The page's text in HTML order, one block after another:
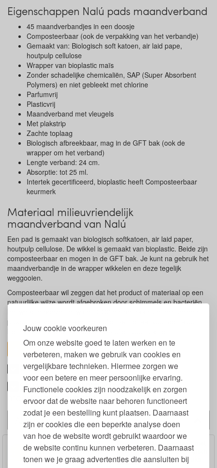
Jouw cookie voorkeuren
Om onze website goed te laten werken en te
verbeteren, maken we gebruik van cookies en
vergelijkbare technieken. Hiermee zorgen we
voor een betere en meer persoonlijke ervaring.
Functionele cookies zijn noodzakelijk en zorgen
ervoor dat de website naar behoren functioneert
zodat je een bestelling kunt plaatsen. Daarnaast
zijn er cookies die een beperkte analyse doen
van hoe de website wordt gebruikt waardoor we
de website continu kunnen verbeteren. Daarnaast
tonen we je graag advertenties die aansluiten bij
Eigenschappen Nalú pads maandverband
45 maandverbandjes in een doosje
Composteerbaar (ook de verpakking van het verbandje)
Gemaakt van: Biologisch soft katoen, air laid pape,
houtpulp cellulose
Wrapper van bioplastic maïs
Zonder schadelijke chemicaliën, SAP (Super Absorbent
Polymers) en niet gebleekt met chlorine
Parfumvrij
Plasticvrij
Maandverband met vleugels
Met plakstrip
Zachte toplaag
Biologisch afbreekbaar, mag in de GFT bak (ook de
wrapper om het verband)
Lengte verband: 24 cm.
Absorptie: tot 25 ml.
Intertek gecertificeerd, bioplastic heeft Composteerbaar
keurmerk
Materiaal milieuvriendelijk
maandverband van Nalú
Een pad is gemaakt van biologisch softkatoen, air laid paper,
houtpulp cellulose. De wikkel is gemaakt van bioplastic. Beide zijn
composteerbaar en mogen in de GFT bak. Je kunt na gebruik het
maandverbandje in de wrapper wikkelen en deze tegelijk
weggooien.
Composteerbaar wil zeggen dat het product of materiaal op een
natuurlijke wijze wordt afgebroken door schimmels en bacteriën,
product dat geen schadelijke stoffen achterlaat voor de natuur,
het kan zelfs dienen als voedingsstoffen voor planten.
toon alles
One-for-one
Keurmerken composteerbaar
menstruatieverband
Alternatieven
Maandverband GOTS
Biologisch katoen met
Vleugels 10 Stuks
Maandverband met
Vleugels Biologisch
Katoen 10 stuks